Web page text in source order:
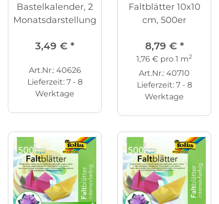
Bastelkalender, 2
Monatsdarstellung
3,49 € *
Art.Nr.: 40626
Lieferzeit: 7 - 8
Werktage
Faltblätter 10x10
cm, 500er
8,79 € *
1,76 € pro 1 m2
Art.Nr.: 40710
Lieferzeit: 7 - 8
Werktage